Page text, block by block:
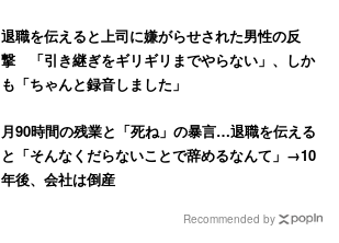
退職を伝えると上司に嫌がらせされた男性の反
撃 「引き継ぎをギリギリまでやらない」、しか
も「ちゃんと録音しました」
月90時間の残業と「死ね」の暴言…退職を伝える
と「そんなくだらないことで辞めるなんて」→10
年後、会社は倒産
Recommended by